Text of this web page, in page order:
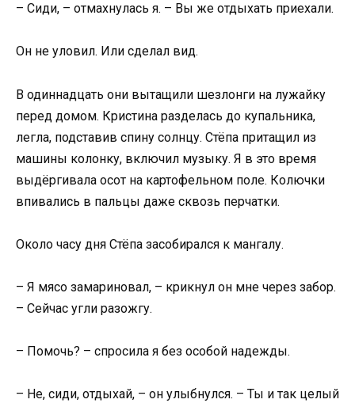
– Сиди, – отмахнулась я. – Вы же отдыхать приехали.
Он не уловил. Или сделал вид.
В одиннадцать они вытащили шезлонги на лужайку
перед домом. Кристина разделась до купальника,
легла, подставив спину солнцу. Стёпа притащил из
машины колонку, включил музыку. Я в это время
выдёргивала осот на картофельном поле. Колючки
впивались в пальцы даже сквозь перчатки.
Около часу дня Стёпа засобирался к мангалу.
– Я мясо замариновал, – крикнул он мне через забор.
– Сейчас угли разожгу.
– Помочь? – спросила я без особой надежды.
– Не, сиди, отдыхай, – он улыбнулся. – Ты и так целый